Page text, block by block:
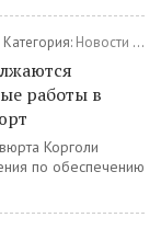
Категория: Новости
работы в
Корголи
по обеспечению